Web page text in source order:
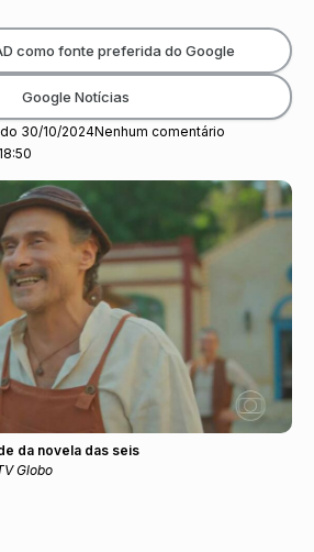
30/10/2024Nenhum comentário
como fonte preferida do Google
Google Notícias
da novela das seis
Globo